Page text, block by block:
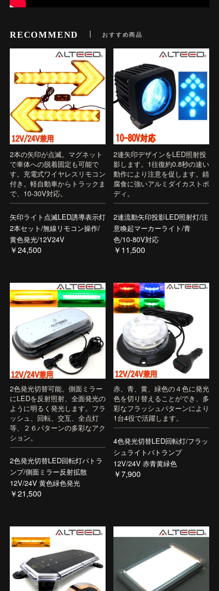
RECOMMEND おすすめ商品
2本の矢印が点滅。マグネット
で車体への脱着固定も可能で
す。充電式ワイヤレスリモコン
付き。軽自動車からトラックま
で、10-30V対応。
矢印ライト点滅LED誘導表示灯
2本セット/無線リモコン操作/
黄色発光/12V24V
￥24,500
2連矢印デザインをLED照射投
影します。1往復約0.8秒の速い
動作により注意を促します。錆
腐食に強いアルミダイカストボ
ディ。
2連流動矢印投影LED照射灯/注
意喚起マーカーライト/青
色/10-80V対応
￥11,500
2色発光切替可能。側面ミラー
にLEDを反射照射、全面発光の
ように明るく発光します。フラ
ッシュ、回転、交互、全点灯
等、２６パターンの多彩なアク
ション。
2色発光切替LED回転灯パトラ
ンプ/側面ミラー反射拡散
12V/24V 黄色緑色発光
￥21,500
赤、青、黄、緑色の４色に発光
色を切り替えることができ、多
彩なフラッシュパターンにより
1台4役で活躍します。
4色発光切替LED回転灯/フラッ
シュライトパトランプ
12V/24V 赤青黄緑色
￥7,900